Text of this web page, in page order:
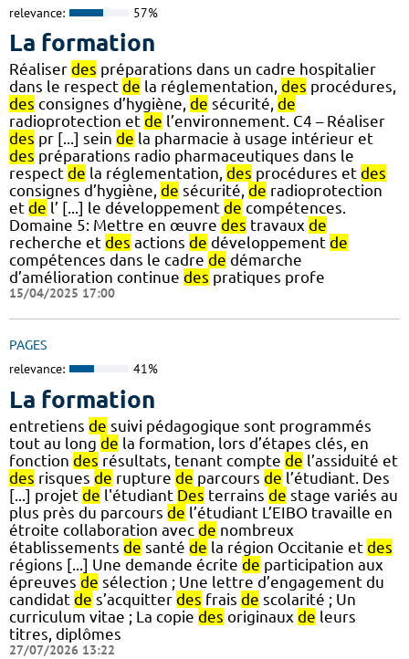
relevance: 57%
La formation
Réaliser des préparations dans un cadre hospitalier
dans le respect de la réglementation, des procédures,
des consignes d’hygiène, de sécurité, de
radioprotection et de l’environnement. C4 – Réaliser
des pr [...] sein de la pharmacie à usage intérieur et
des préparations radio pharmaceutiques dans le
respect de la réglementation, des procédures et des
consignes d’hygiène, de sécurité, de radioprotection
et de l’ [...] le développement de compétences.
Domaine 5: Mettre en œuvre des travaux de
recherche et des actions de développement de
compétences dans le cadre de démarche
d’amélioration continue des pratiques profe
15/04/2025 17:00
PAGES
relevance: 41%
La formation
entretiens de suivi pédagogique sont programmés
tout au long de la formation, lors d’étapes clés, en
fonction des résultats, tenant compte de l’assiduité et
des risques de rupture de parcours de l’étudiant. Des
[...] projet de l'étudiant Des terrains de stage variés au
plus près du parcours de l’étudiant L’EIBO travaille en
étroite collaboration avec de nombreux
établissements de santé de la région Occitanie et des
régions [...] Une demande écrite de participation aux
épreuves de sélection ; Une lettre d’engagement du
candidat de s’acquitter des frais de scolarité ; Un
curriculum vitae ; La copie des originaux de leurs
titres, diplômes
27/07/2026 13:22